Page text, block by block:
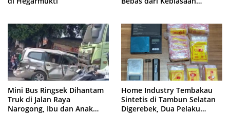
Mini Bus Ringsek Dihantam
Truk di Jalan Raya
Narogong, Ibu dan Anak
Home Industry Tembakau
Sintetis di Tambun Selatan
Digerebek, Dua Pelaku